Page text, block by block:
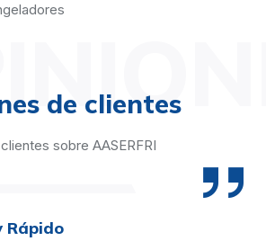
de clientes
sobre AASERFRI
Rápido